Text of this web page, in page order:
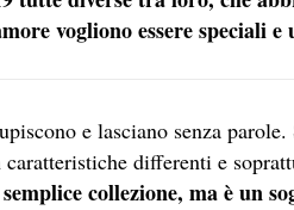
vogliono essere speciali e
e lasciano senza
differenti e
collezione, ma è un